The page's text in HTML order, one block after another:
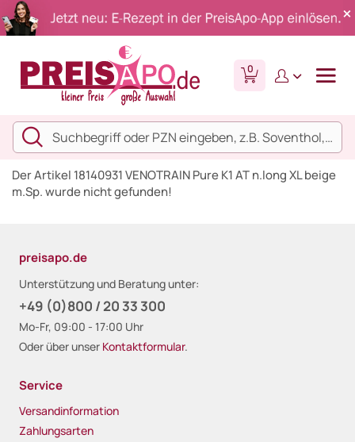
0
Der Artikel 18140931 VENOTRAIN Pure K1 AT n.long XL beige
m.Sp. wurde nicht gefunden!
preisapo.de
Unterstützung und Beratung unter:
+49 (0)800 / 20 33 300
Mo-Fr, 09:00 - 17:00 Uhr
Oder über unser Kontaktformular.
Service
Versandinformation
Zahlungsarten